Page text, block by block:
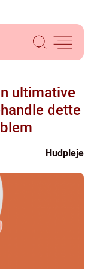
ultimative
dette
Hudpleje